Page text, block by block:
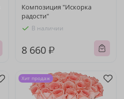
Композиция "Искорка
радости"
В наличии
8 660 ₽
Хит продаж